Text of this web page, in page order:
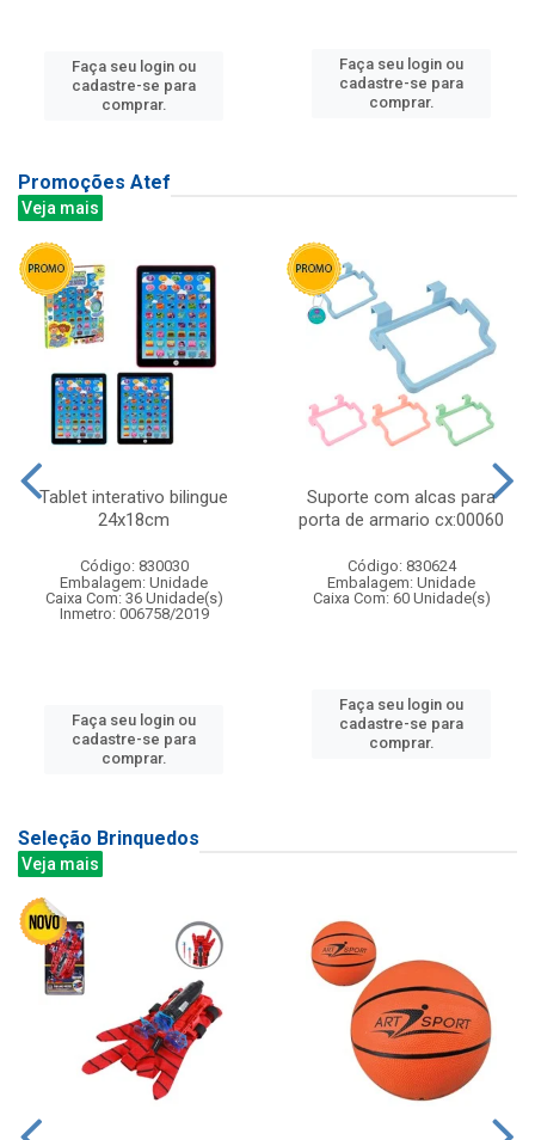
Faça seu login ou
cadastre-se para
comprar.
Faça seu login ou
cadastre-se para
comprar.
Promoções Atef
Veja mais
Tablet interativo bilingue
24x18cm
Código: 830030
Embalagem: Unidade
Caixa Com: 36 Unidade(s)
Inmetro: 006758/2019
Faça seu login ou
cadastre-se para
comprar.
Suporte com alcas para
porta de armario cx:00060
Código: 830624
Embalagem: Unidade
Caixa Com: 60 Unidade(s)
Faça seu login ou
cadastre-se para
comprar.
Seleção Brinquedos
Veja mais